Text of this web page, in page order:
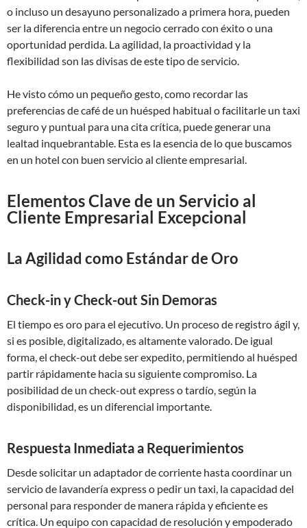
o incluso un desayuno personalizado a primera hora, pueden
ser la diferencia entre un negocio cerrado con éxito o una
oportunidad perdida. La agilidad, la proactividad y la
flexibilidad son las divisas de este tipo de servicio.
He visto cómo un pequeño gesto, como recordar las
preferencias de café de un huésped habitual o facilitarle un taxi
seguro y puntual para una cita crítica, puede generar una
lealtad inquebrantable. Esta es la esencia de lo que buscamos
en un hotel con buen servicio al cliente empresarial.
Elementos Clave de un Servicio al
Cliente Empresarial Excepcional
La Agilidad como Estándar de Oro
Check-in y Check-out Sin Demoras
El tiempo es oro para el ejecutivo. Un proceso de registro ágil y,
si es posible, digitalizado, es altamente valorado. De igual
forma, el check-out debe ser expedito, permitiendo al huésped
partir rápidamente hacia su siguiente compromiso. La
posibilidad de un check-out express o tardío, según la
disponibilidad, es un diferencial importante.
Respuesta Inmediata a Requerimientos
Desde solicitar un adaptador de corriente hasta coordinar un
servicio de lavandería express o pedir un taxi, la capacidad del
personal para responder de manera rápida y eficiente es
crítica. Un equipo con capacidad de resolución y empoderado